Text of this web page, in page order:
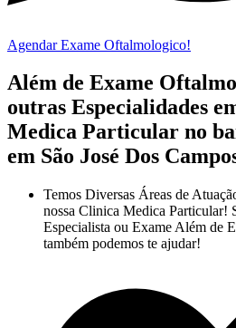
Agendar Exame Oftalmologico!
Além de Exame
outras Especialidades
Medica Particular no
em São José Dos
Temos Diversas Áreas de
nossa Clinica Medica Particular!
Especialista ou Exame Além de
também podemos te ajudar!